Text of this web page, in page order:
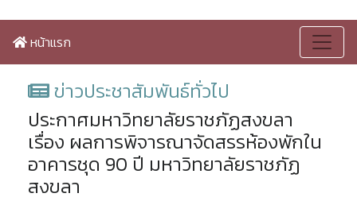
หน้าแรก
ข่าวประชาสัมพันธ์ทั่วไป
ประกาศมหาวิทยาลัยราชภัฏสงขลา
เรื่อง ผลการพิจารณาจัดสรรห้องพักใน
อาคารชุด 90 ปี มหาวิทยาลัยราชภัฏ
สงขลา